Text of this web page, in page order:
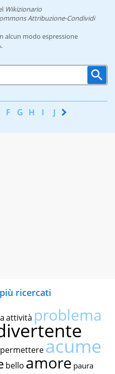
Wikizionario
Attribuzione-Condividi
alcun modo espressione
F G H I J K
ricercati
attività problema
permettereacume
bello amore paura